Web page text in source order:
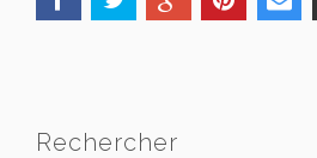
Rechercher